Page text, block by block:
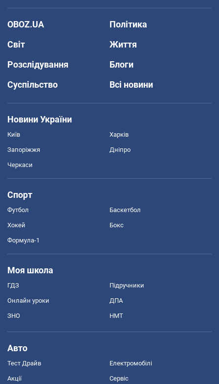
OBOZ.UA
Політика
Світ
Життя
Розслідування
Блоги
Суспільство
Всі новини
Новини України
Київ Харків
Запоріжжя Дніпро
Черкаси
Спорт
Футбол Баскетбол
Хокей Бокс
Формула-1
Моя школа
ГДЗ Підручники
Онлайн уроки ДПА
ЗНО НМТ
Авто
Тест Драйв Електромобілі
Акції Сервіс